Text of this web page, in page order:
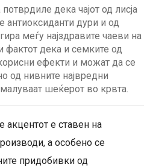
дека чајот од лисја
дури и од
меѓу најздравите чаеви на
фактот дека и семките од
ефекти и можат да се
од нивните највредни
шеќерот во крвта.
е ставен на
а особено се
придобивки од